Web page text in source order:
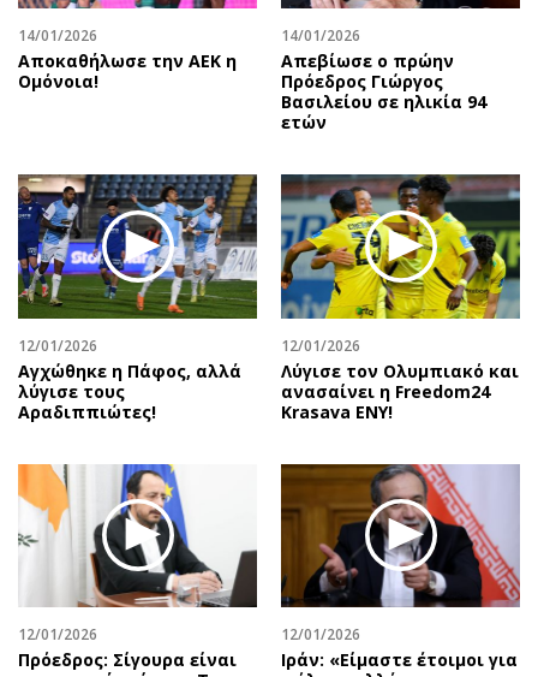
14/01/2026
Αποκαθήλωσε την ΑΕΚ η
Ομόνοια!
14/01/2026
Απεβίωσε ο πρώην
Πρόεδρος Γιώργος
Βασιλείου σε ηλικία 94
ετών
12/01/2026
Αγχώθηκε η Πάφος, αλλά
λύγισε τους
Αραδιππιώτες!
12/01/2026
Λύγισε τον Ολυμπιακό και
ανασαίνει η Freedom24
Krasava ENY!
12/01/2026
Πρόεδρος: Σίγουρα είναι
12/01/2026
Ιράν: «Είμαστε έτοιμοι για